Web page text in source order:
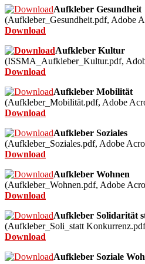
Aufkleber Gesundheit
(Aufkleber_Gesundheit.pdf, Adobe
Download
Aufkleber Kultur
(ISSMA_Aufkleber_Kultur.pdf,
Download
Aufkleber Mobilität
(Aufkleber_Mobilität.pdf, Adobe
Download
Aufkleber Soziales
(Aufkleber_Soziales.pdf, Adobe
Download
Aufkleber Wohnen
(Aufkleber_Wohnen.pdf, Adobe
Download
Aufkleber Solidarität
(Aufkleber_Soli_statt
Download
Aufkleber Soziale